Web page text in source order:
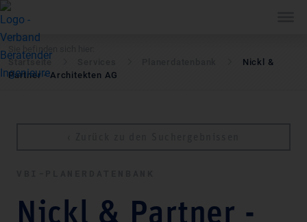
Sie befinden sich hier:
Startseite
Nickl &
Partner - Architekten AG
Nickl & Partner -